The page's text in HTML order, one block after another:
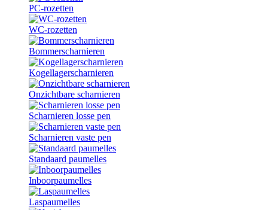
PC-rozetten
WC-rozetten
Bommerscharnieren
Kogellagerscharnieren
Onzichtbare scharnieren
Scharnieren losse pen
Scharnieren vaste pen
Standaard paumelles
Inboorpaumelles
Laspaumelles